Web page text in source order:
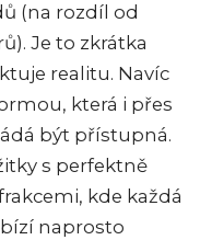
(na rozdíl od
Je to zkrátka
realitu. Navíc
která i přes
být přístupná.
s perfektně
kde každá
naprosto